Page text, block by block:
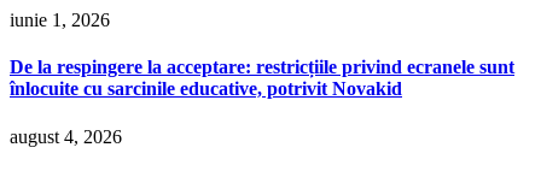
iunie 1, 2026
De la respingere la acceptare: restricțiile privind ecranele sunt
înlocuite cu sarcinile educative, potrivit Novakid
august 4, 2026